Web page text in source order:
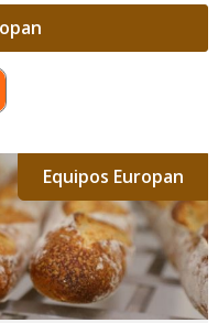
auto-suggest
Equipos Europan